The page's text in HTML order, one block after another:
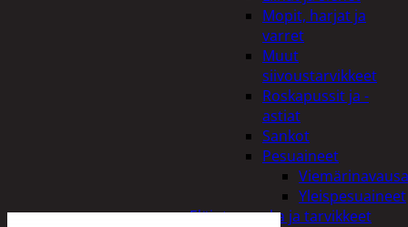
Mopit, harjat ja
varret
Muut
siivoustarvikkeet
Roskapussit ja -
astiat
Sankot
Pesuaineet
Yleispesuaineet
Eläintenruoka ja tarvikkeet